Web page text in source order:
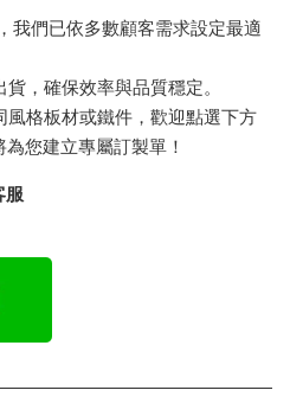
，我們已依多數顧客需求設定最適
，確保效率與品質穩定。
格板材或鐵件，歡迎點選下方
為您建立專屬訂製單！
服